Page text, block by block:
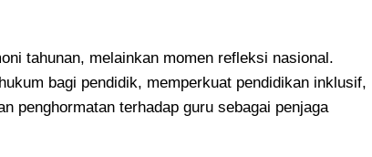
tahunan, melainkan momen refleksi nasional.
bagi pendidik, memperkuat pendidikan inklusif,
penghormatan terhadap guru sebagai penjaga